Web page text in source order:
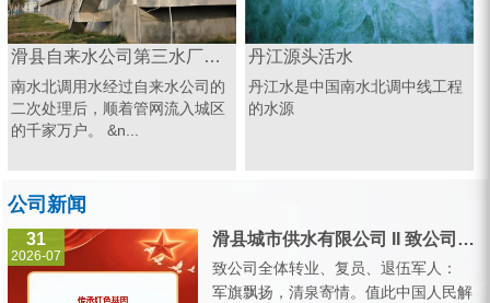
滑县自来水公司第三水厂南水北调源头
南水北调用水经过自来水公司的
二次处理后，顺着管网流入城区
的千家万户。 &n...
丹江源头活水
丹江水是中国南水北调中线工程
的水源
公司新闻
31
2026-07
滑县城市供水有限公司 II 致公司全体转业、复员、退伍军人的一封信
致公司全体转业、复员、退伍军人：
军旗飘扬，清泉寄情。值此中国人民解